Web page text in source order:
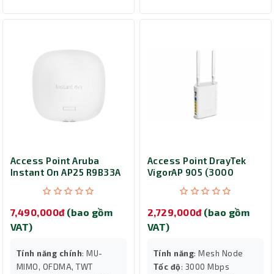
Access Point Aruba
Instant On AP25 R9B33A
7,490,000đ (bao gồm
VAT)
Tính năng chính: MU-
MIMO, OFDMA, TWT
Access Point DrayTek
VigorAP 905 (3000
2,729,000đ (bao gồm
VAT)
Tính năng: Mesh Node
Tốc độ: 3000 Mbps